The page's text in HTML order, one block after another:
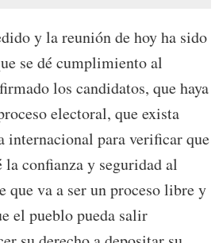
y la reunión de hoy ha sido
se dé cumplimiento al
los candidatos, que haya
electoral, que exista
internacional para verificar que
la confianza y seguridad al
que va a ser un proceso libre y
el pueblo pueda salir